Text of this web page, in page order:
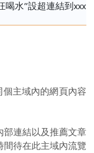
喝水”設超連結到
主域內的網頁內容
部連結以及推薦文章
間待在此主域內流覽